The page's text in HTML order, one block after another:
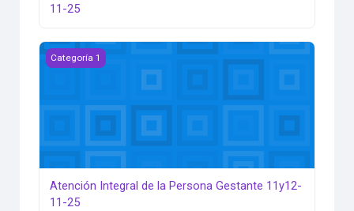
11-25
Atención Integral de la Persona Gestante 11y12-11-25
Categoría 1
Atención Integral de la Persona Gestante 11y12-
11-25